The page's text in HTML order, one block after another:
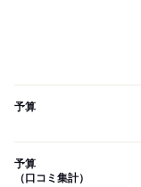
予算
予算
（口コミ集計）